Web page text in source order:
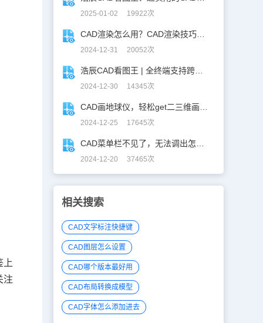
上
注
2025-01-02 19922次
2024-12-31 20052次
2024-12-30 14345次
2024-12-25 17645次
2024-12-20 37465次
相关搜索
CAD文字标注快捷键
CAD图层怎么设置
CAD哪个版本最好用
CAD布局转换成模型
CAD字体怎么添加进去